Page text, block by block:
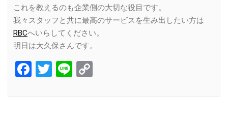
これを教えるのも企業側の大切な役目です。
我々スタッフと共に最高のサービスを生み出したい方は
RBCへいらしてください。
明日は大久保さんです。
Facebook
Twitter
Line